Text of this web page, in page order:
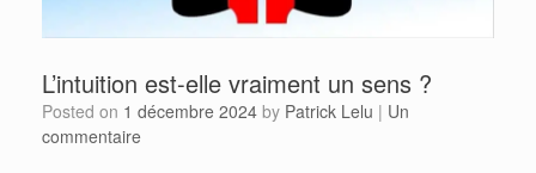
L’intuition est-elle vraiment un sens ?
Posted on 1 décembre 2024 by Patrick Lelu | Un
commentaire